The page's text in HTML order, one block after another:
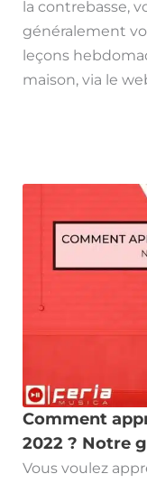
la contrebasse,
généralement
leçons
maison, via le
Comment
2022 ? Notre
Vous voulez